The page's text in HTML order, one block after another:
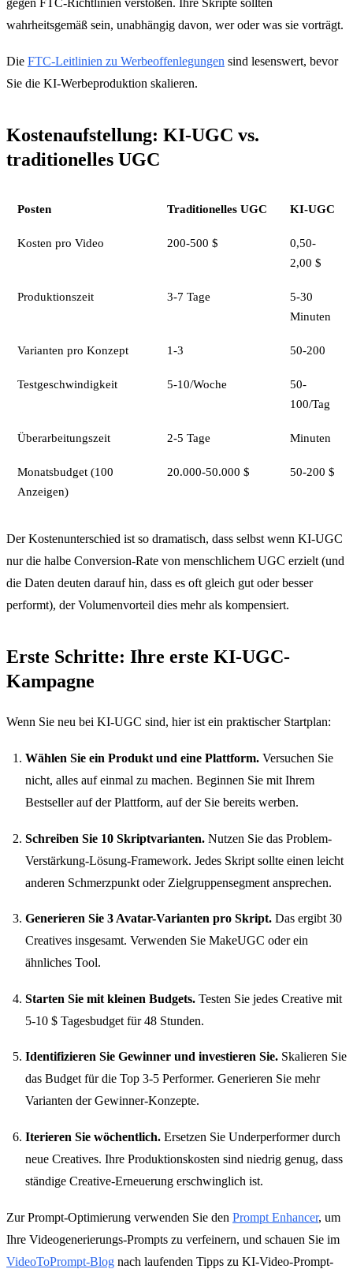
gegen FTC-Richtlinien verstoßen. Ihre Skripte sollten
wahrheitsgemäß sein, unabhängig davon, wer oder was sie vorträgt.
Die FTC-Leitlinien zu Werbeoffenlegungen sind lesenswert, bevor
Sie die KI-Werbeproduktion skalieren.
Kostenaufstellung: KI-UGC vs.
traditionelles UGC
Posten Traditionelles UGC KI-UGC
Kosten pro Video 200-500 $
0,50-
2,00 $
Produktionszeit 3-7 Tage
5-30
Minuten
Varianten pro Konzept 1-3 50-200
Testgeschwindigkeit 5-10/Woche
50-
100/Tag
Überarbeitungszeit 2-5 Tage Minuten
Monatsbudget (100
Anzeigen)
20.000-50.000 $ 50-200 $
Der Kostenunterschied ist so dramatisch, dass selbst wenn KI-UGC
nur die halbe Conversion-Rate von menschlichem UGC erzielt (und
die Daten deuten darauf hin, dass es oft gleich gut oder besser
performt), der Volumenvorteil dies mehr als kompensiert.
Erste Schritte: Ihre erste KI-UGC-
Kampagne
Wenn Sie neu bei KI-UGC sind, hier ist ein praktischer Startplan:
Wählen Sie ein Produkt und eine Plattform. Versuchen Sie
nicht, alles auf einmal zu machen. Beginnen Sie mit Ihrem
Bestseller auf der Plattform, auf der Sie bereits werben.
Schreiben Sie 10 Skriptvarianten. Nutzen Sie das Problem-
Verstärkung-Lösung-Framework. Jedes Skript sollte einen leicht
anderen Schmerzpunkt oder Zielgruppensegment ansprechen.
Generieren Sie 3 Avatar-Varianten pro Skript. Das ergibt 30
Creatives insgesamt. Verwenden Sie MakeUGC oder ein
ähnliches Tool.
Starten Sie mit kleinen Budgets. Testen Sie jedes Creative mit
5-10 $ Tagesbudget für 48 Stunden.
Identifizieren Sie Gewinner und investieren Sie. Skalieren Sie
das Budget für die Top 3-5 Performer. Generieren Sie mehr
Varianten der Gewinner-Konzepte.
Iterieren Sie wöchentlich. Ersetzen Sie Underperformer durch
neue Creatives. Ihre Produktionskosten sind niedrig genug, dass
ständige Creative-Erneuerung erschwinglich ist.
Zur Prompt-Optimierung verwenden Sie den Prompt Enhancer, um
Ihre Videogenerierungs-Prompts zu verfeinern, und schauen Sie im
VideoToPrompt-Blog nach laufenden Tipps zu KI-Video-Prompt-